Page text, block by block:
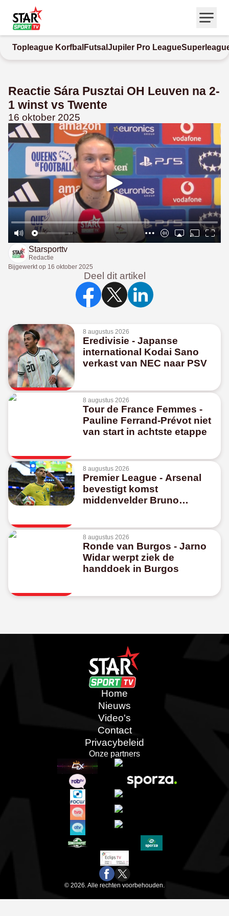
Topleague Korfbal Futsal Jupiler Pro League
Reactie Sára Pusztai OH Leuven na 2-
1 winst vs Twente
16 oktober 2025
Starsporttv
Redactie
Bijgewerkt op 16 oktober 2025
Deel dit artikel
8 augustus 2026
Eredivisie - Japanse
international Kodai Sano
verkast van NEC naar PSV
8 augustus 2026
Tour de France Femmes -
Pauline Ferrand-Prévot niet
van start in achtste etappe
8 augustus 2026
Premier League - Arsenal
bevestigt komst
middenvelder Bruno
8 augustus 2026
Ronde van Burgos - Jarno
Widar werpt ziek de
handdoek in Burgos
Home
Nieuws
Video's
Contact
Privacybeleid
Onze partners
© 2026. Alle rechten voorbehouden.